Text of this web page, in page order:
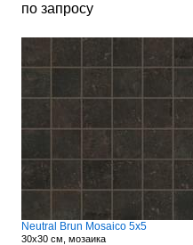
по запросу
Neutral Brun Mosaico 5x5
30x30 см, мозаика